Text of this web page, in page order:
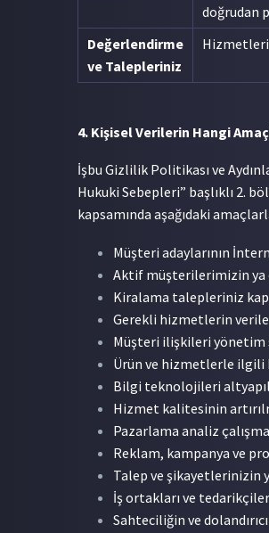
doğrudan
Değerlendirme
ve Talepleriniz
4. Kişisel Verilerin Hangi
İşbu Gizlilik Politikası ve
Hukuki Sebepleri” başlıklı 2.
kapsamında aşağıdaki
Müşteri adaylarının
Aktif müşterilerimizin ya
Kiralama talepleriniz
Gerekli hizmetlerin
Müşteri ilişkileri yönetim
Ürün ve hizmetlerle
Bilgi teknolojileri
Hizmet kalitesinin
Pazarlama analiz
Reklam, kampanya ve
Talep ve şikayetlerinizin
İş ortakları ve
Sahteciliğin ve